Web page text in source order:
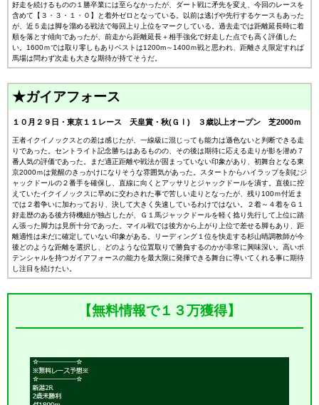
好走を続けるものの１勝卒業には至らなかったが、ダート戦に矛先を変え、今回のレースを
含めて【３・３・１・０】と着外ゼロとなっている。以前は逃げや先行するケースもあった
が、近５走は脚を溜める戦法で毎回上り上位をマークしている。過去走では距離延長時に着
順を落とす傾向であったが、前走から距離延長＋相手強化で好走した点でも高く評価した
い。1600ｍでは取り零しもありベストは1200m～1400ｍ戦と思われ、距離さえ限定すれば
馬場は問わず次走も大きな期待が持てそうだ。
★ガイアフォース
１０月２９日・東京１１レース 天皇賞・秋(ＧⅠ) ３歳以上オープン 芝2000ｍ
王者イクイノックスとの差は感じたが、一線級に混じっても能力は遜色ないと判断できる走
りであった。セントライト記念勝ちはあるものの、その後は期待に応える走りが影を潜め７
番人気の評価であった。まだ適正距離や戦法が固まっていない印象があり、初舞台となる東
京2000ｍは覚醒のきっかけになりそうな雰囲気があった。スタートからハイラップを刻むジ
ャックドールの２番手を確保し、直線に向くとアッサリとジャックドールを潰す。直後に控
えていたイクイノックスに早めに交わされた事で苦しい走りとなったが、残り100ｍ付近ま
では２着争いに加わっており、決して大きく失速しているわけではない。２着～４着をＧ１
好走歴のある後方待機組が独占したが、Ｇ１馬ジャックドールを軽く捻り先行して上位に踏
ん張った脚力は見所十分であった。マイル戦では後方から上がり上位で差せる脚もあり、距
離適性は未だに確定していない印象がある。リーディング１位を快走する杉山晴調教師が今
後どのような距離を選択し、どのような位置取りで勝負するのかが非常に興味深い。高いポ
テンシャルを持つガイアフォースの能力を最大限に発揮できる舞台に導いてくれる事に期待
し注目を続けたい。
【無料情報で１３万獲得】